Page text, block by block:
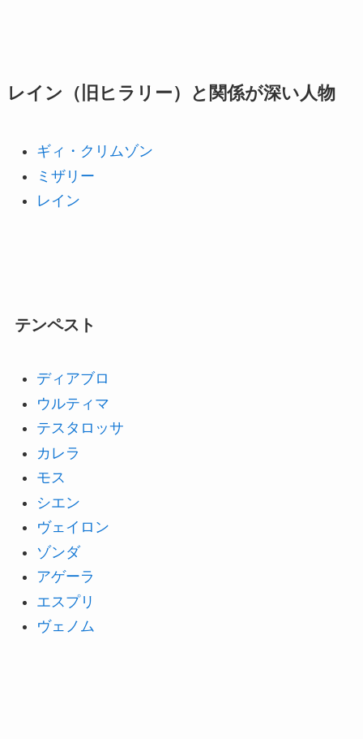
レイン（旧ヒラリー）と関係が深い人物
ギィ・クリムゾン
ミザリー
レイン
テンペスト
ディアブロ
ウルティマ
テスタロッサ
カレラ
モス
シエン
ヴェイロン
ゾンダ
アゲーラ
エスプリ
ヴェノム